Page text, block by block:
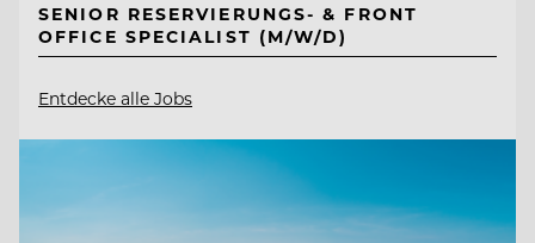
SENIOR RESERVIERUNGS- & FRONT
OFFICE SPECIALIST (M/W/D)
Entdecke alle Jobs